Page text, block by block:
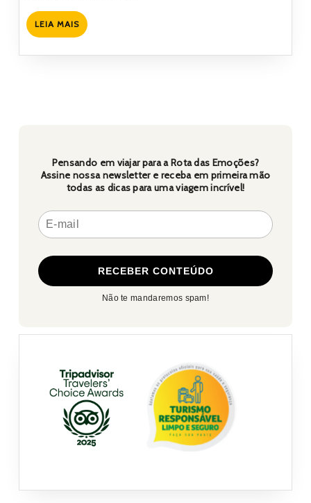
LEIA MAISLEIA
MAIS
Pensando em viajar para a Rota das Emoções?
Assine nossa newsletter e receba em primeira mão
todas as dicas para uma viagem incrível!
Não te mandaremos spam!